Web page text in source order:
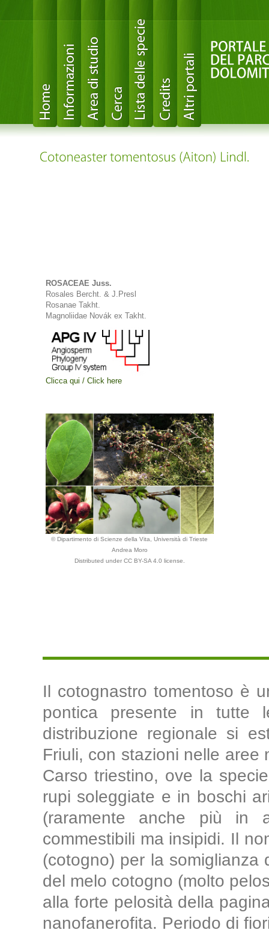
ROSACEAE Juss.
Rosales Bercht. & J.Presl
Rosanae Takht.
Magnoliidae Novák ex Takht.
Clicca qui / Click here
© Dipartimento di Scienze della Vita, Università di Trieste
Andrea Moro
Distributed under CC BY-SA 4.0 license.
Il cotognastro tomentoso è
pontica presente in tutte
distribuzione regionale si
Friuli, con stazioni nelle aree
Carso triestino, ove la
rupi soleggiate e in boschi
(raramente anche più
commestibili ma insipidi. Il
(cotogno) per la
del melo cotogno (molto
alla forte pelosità della
nanofanerofita. Periodo di